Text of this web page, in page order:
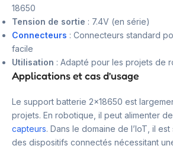
18650
Tension de sortie : 7.4V (en série)
Connecteurs : Connecteurs standard
facile
Utilisation : Adapté pour les projets de
Applications et cas d’usage
Le support batterie 2×18650 est
projets. En robotique, il peut alimenter
capteurs. Dans le domaine de l’IoT, il
des dispositifs connectés nécessitant